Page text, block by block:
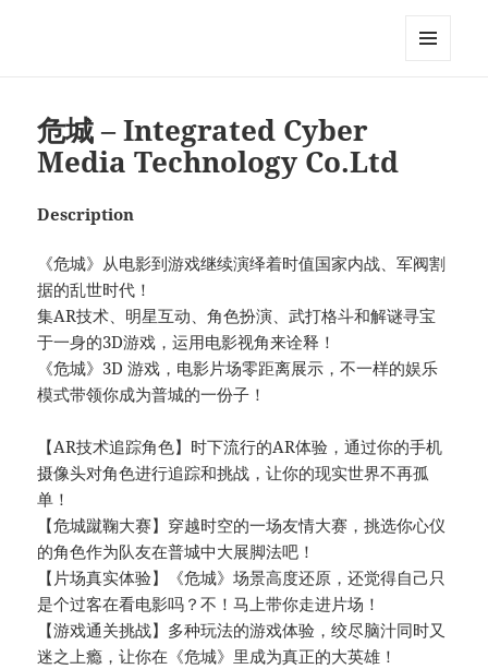
危城 – Integrated Cyber
Media Technology Co.Ltd
Description
《危城》从电影到游戏继续演绎着时值国家内战、军阀割
据的乱世时代！
集AR技术、明星互动、角色扮演、武打格斗和解谜寻宝
于一身的3D游戏，运用电影视角来诠释！
《危城》3D 游戏，电影片场零距离展示，不一样的娱乐
模式带领你成为普城的一份子！
【AR技术追踪角色】时下流行的AR体验，通过你的手机
摄像头对角色进行追踪和挑战，让你的现实世界不再孤
单！
【危城蹴鞠大赛】穿越时空的一场友情大赛，挑选你心仪
的角色作为队友在普城中大展脚法吧！
【片场真实体验】《危城》场景高度还原，还觉得自己只
是个过客在看电影吗？不！马上带你走进片场！
【游戏通关挑战】多种玩法的游戏体验，绞尽脑汁同时又
迷之上瘾，让你在《危城》里成为真正的大英雄！